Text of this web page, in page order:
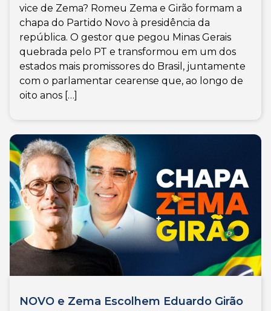
vice de Zema? Romeu Zema e Girão formam a
chapa do Partido Novo à presidência da
república. O gestor que pegou Minas Gerais
quebrada pelo PT e transformou em um dos
estados mais promissores do Brasil, juntamente
com o parlamentar cearense que, ao longo de
oito anos […]
NOVO e Zema Escolhem Eduardo Girão